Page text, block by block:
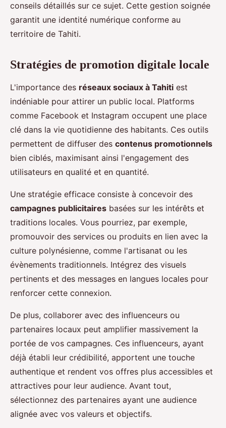
conseils détaillés sur ce sujet. Cette gestion soignée
garantit une identité numérique conforme au
territoire de Tahiti.
Stratégies de promotion digitale locale
L'importance des réseaux sociaux à Tahiti est
indéniable pour attirer un public local. Platforms
comme Facebook et Instagram occupent une place
clé dans la vie quotidienne des habitants. Ces outils
permettent de diffuser des contenus promotionnels
bien ciblés, maximisant ainsi l'engagement des
utilisateurs en qualité et en quantité.
Une stratégie efficace consiste à concevoir des
campagnes publicitaires basées sur les intérêts et
traditions locales. Vous pourriez, par exemple,
promouvoir des services ou produits en lien avec la
culture polynésienne, comme l'artisanat ou les
évènements traditionnels. Intégrez des visuels
pertinents et des messages en langues locales pour
renforcer cette connexion.
De plus, collaborer avec des influenceurs ou
partenaires locaux peut amplifier massivement la
portée de vos campagnes. Ces influenceurs, ayant
déjà établi leur crédibilité, apportent une touche
authentique et rendent vos offres plus accessibles et
attractives pour leur audience. Avant tout,
sélectionnez des partenaires ayant une audience
alignée avec vos valeurs et objectifs.